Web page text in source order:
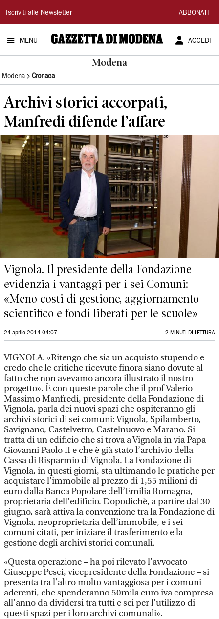
Gazzetta
di
Modena
Iscriviti alle Newsletter ABBONATI
MENU ACCEDI
Modena
Modena Cronaca
Archivi storici accorpati,
Manfredi difende l’affare
Vignola. Il presidente della Fondazione
evidenzia i vantaggi per i sei Comuni:
«Meno costi di gestione, aggiornamento
scientifico e fondi liberati per le scuole»
24 aprile 2014 04:07 2 MINUTI DI LETTURA
VIGNOLA. «Ritengo che sia un acquisto stupendo e
credo che le critiche ricevute finora siano dovute al
fatto che non avevamo ancora illustrato il nostro
progetto». È con queste parole che il prof Valerio
Massimo Manfredi, presidente della Fondazione di
Vignola, parla dei nuovi spazi che ospiteranno gli
archivi storici di sei comuni: Vignola, Spilamberto,
Savignano, Castelvetro, Castelnuovo e Marano. Si
tratta di un edificio che si trova a Vignola in via Papa
Giovanni Paolo II e che è già stato l’archivio della
Cassa di Risparmio di Vignola. La Fondazione di
Vignola, in questi giorni, sta ultimando le pratiche per
acquistare l’immobile al prezzo di 1,55 milioni di
euro dalla Banca Popolare dell’Emilia Romagna,
proprietaria dell’edificio. Dopodichè, a partire dal 30
giugno, sarà attiva la convenzione tra la Fondazione di
Vignola, neoproprietaria dell’immobile, e i sei
comuni citati, per iniziare il trasferimento e la
gestione degli archivi storici comunali.
«Questa operazione – ha poi rilevato l’avvocato
Giuseppe Pesci, vicepresidente della Fondazione – si
presenta tra l’altro molto vantaggiosa per i comuni
aderenti, che spenderanno 50mila euro iva compresa
all’anno da dividersi tra tutti e sei per l’utilizzo di
questi spazi per i loro archivi comunali».